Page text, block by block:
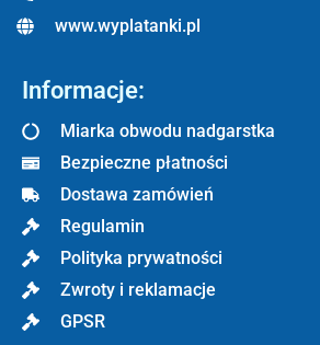
www.wyplatanki.pl
Informacje:
Miarka obwodu nadgarstka
Bezpieczne płatności
Dostawa zamówień
Regulamin
Polityka prywatności
Zwroty i reklamacje
GPSR